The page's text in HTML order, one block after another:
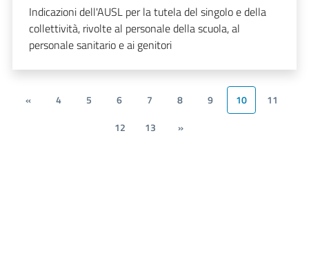
Indicazioni dell'AUSL per la tutela del singolo e della
collettività, rivolte al personale della scuola, al
personale sanitario e ai genitori
« 4 5 6 7 8 9 10
11
12
13 »